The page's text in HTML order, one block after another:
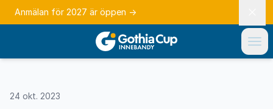
Anmälan för 2027 är öppen →
24 okt. 2023